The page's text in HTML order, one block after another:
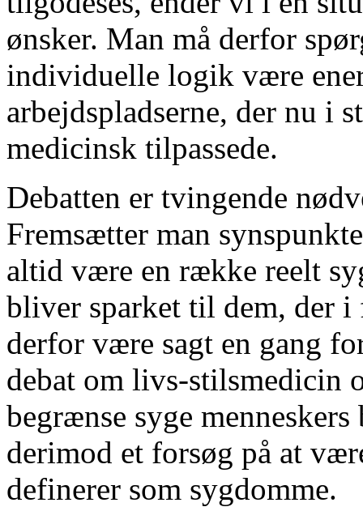
ønsker. Man må derfor
individuelle logik være
arbejdspladserne, der nu i
medicinsk tilpassede.
Debatten er tvingende
Fremsætter man
altid være en række reelt
bliver sparket til dem, der
derfor være sagt en gang
debat om livs-stilsmedicin
begrænse syge
derimod et forsøg på at
definerer som sygdomme.